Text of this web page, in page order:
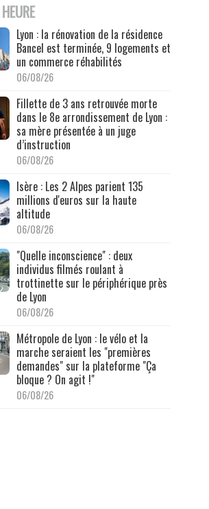
Lyon : la rénovation de la résidence
Bancel est terminée, 9 logements et
un commerce réhabilités
06/08/26
Fillette de 3 ans retrouvée morte
dans le 8e arrondissement de Lyon :
sa mère présentée à un juge
d’instruction
06/08/26
Isère : Les 2 Alpes parient 135
millions d'euros sur la haute
altitude
06/08/26
"Quelle inconscience" : deux
individus filmés roulant à
trottinette sur le périphérique près
de Lyon
06/08/26
Métropole de Lyon : le vélo et la
marche seraient les "premières
demandes" sur la plateforme "Ça
bloque ? On agit !"
06/08/26